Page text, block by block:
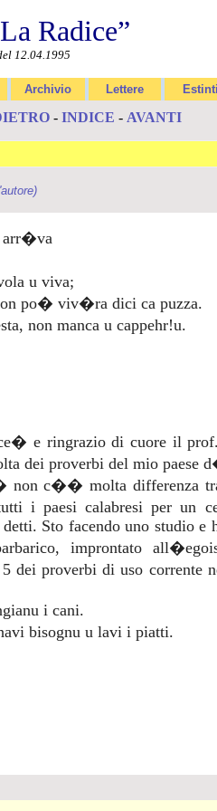
Radice”
12.04.1995
Archivio Lettere Estinti
- INDICE - AVANTI
arr�va
u viva;
po� viv�ra dici ca puzza.
non manca u cappehr!u.
e ringrazio di cuore il
dei proverbi del mio paese
non c�� molta differenza
i paesi calabresi per un
Sto facendo uno studio e
improntato
dei proverbi di uso corrente
i cani.
bisognu u lavi i piatti.